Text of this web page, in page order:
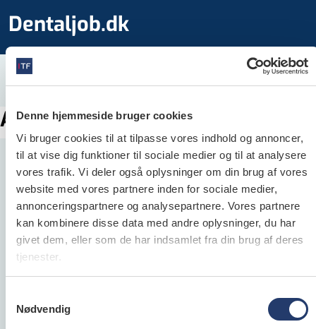
Denne hjemmeside bruger cookies
Vi bruger cookies til at tilpasse vores indhold og annoncer,
til at vise dig funktioner til sociale medier og til at analysere
vores trafik. Vi deler også oplysninger om din brug af vores
website med vores partnere inden for sociale medier,
annonceringspartnere og analysepartnere. Vores partnere
kan kombinere disse data med andre oplysninger, du har
givet dem, eller som de har indsamlet fra din brug af deres
tjenester.
Nødvendig
Dentaljob.dk
Annoncen kunne ikke findes
Dentaljob.dk
Dentaljob.dk er Danmarks største jobportal for
alle ansatte inden for dental­verdenen og
henvender sig både til folk, der søger job samt til